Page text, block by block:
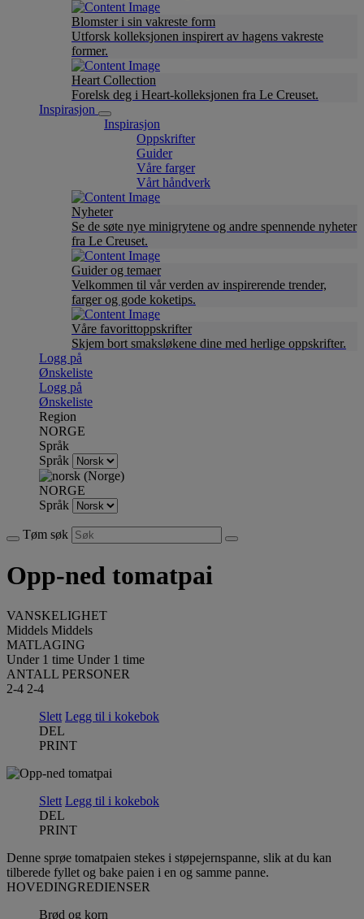
Blomster i sin vakreste form
Utforsk kolleksjonen inspirert av hagens vakreste
former.
Heart Collection
Forelsk deg i Heart-kolleksjonen fra Le Creuset.
Inspirasjon
Inspirasjon
Oppskrifter
Guider
Våre farger
Vårt håndverk
Nyheter
Se de søte nye minigrytene og andre spennende nyheter
fra Le Creuset.
Guider og temaer
Velkommen til vår verden av inspirerende trender,
farger og gode koketips.
Våre favorittoppskrifter
Skjem bort smaksløkene dine med herlige oppskrifter.
Logg på
Ønskeliste
Logg på
Ønskeliste
Region
NORGE
Språk
Språk
NORGE
Språk
Tøm søk
Opp-ned tomatpai
VANSKELIGHET
Middels Middels
MATLAGING
Under 1 time Under 1 time
ANTALL PERSONER
2-4 2-4
Slett Legg til i kokebok
DEL
PRINT
Slett Legg til i kokebok
DEL
PRINT
Denne sprøe tomatpaien stekes i støpejernspanne, slik at du kan
tilberede fyllet og bake paien i en og samme panne.
HOVEDINGREDIENSER
Brød og korn